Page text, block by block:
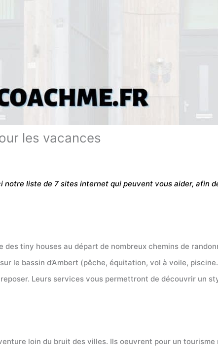
les vacances
notre liste de 7 sites internet qui peuvent vous aider, afin
tiny houses au départ de nombreux chemins de
le bassin d’Ambert (pêche, équitation, vol à voile,
Leurs services vous permettront de découvrir un
loin du bruit des villes. Ils oeuvrent pour un